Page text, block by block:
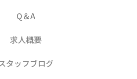
Q＆A
求人概要
タッフブログ